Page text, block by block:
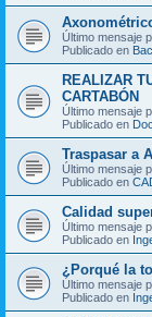
Último mensaje
Publicado en
REALIZAR
CARTABÓN
Último mensaje
Publicado en
Traspasar a
Último mensaje
Publicado en
Calidad
Último mensaje
Publicado en
¿Porqué la
Último mensaje
Publicado en